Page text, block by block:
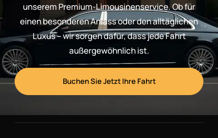
unserem Premium-Limousinenservice. Ob für
einen besonderen Anlass oder den alltäglichen
Luxus – wir sorgen dafür, dass jede Fahrt
außergewöhnlich ist.
Buchen Sie Jetzt Ihre Fahrt